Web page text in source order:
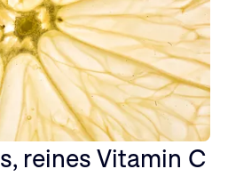
reines Vitamin C